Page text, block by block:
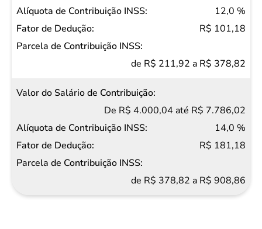
12,0 %
R$ 101,18
de R$ 211,92 a R$ 378,82
De R$ 4.000,04 até R$ 7.786,02
14,0 %
R$ 181,18
de R$ 378,82 a R$ 908,86